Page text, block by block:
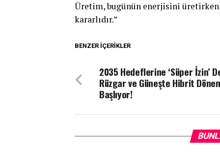
Üretim, bugünün enerjisini
kararlıdır.”
BENZER İÇERIKLER
2035 Hedeflerine ‘Süper İzin’
Rüzgar ve Güneşte Hibrit
Başlıyor!